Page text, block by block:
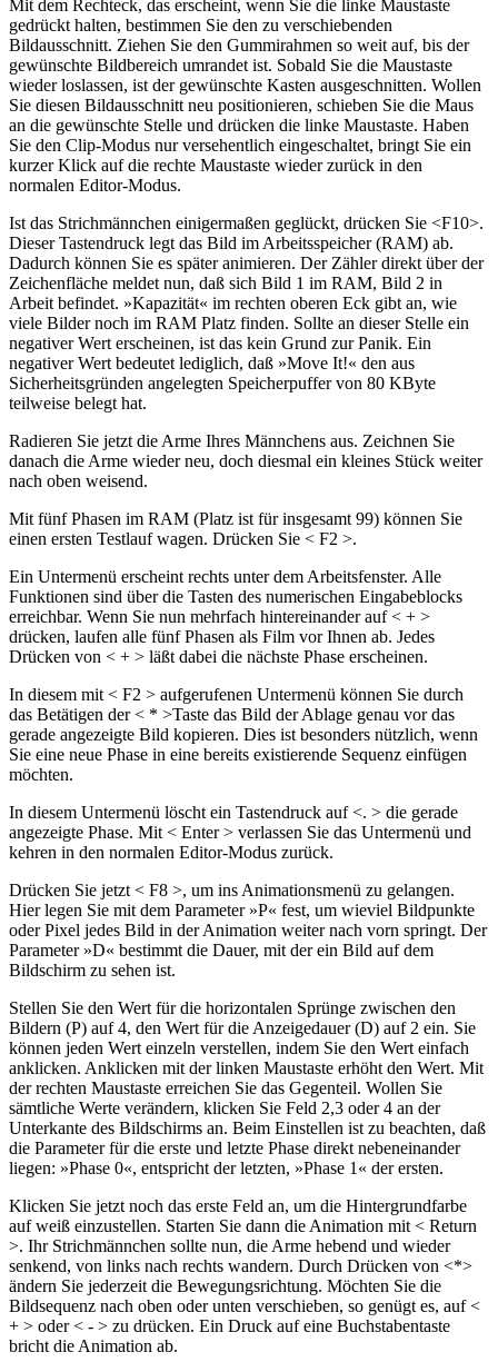
Mit dem Rechteck, das erscheint, wenn Sie die linke Maustaste
gedrückt halten, bestimmen Sie den zu verschiebenden
Bildausschnitt. Ziehen Sie den Gummirahmen so weit auf, bis der
gewünschte Bildbereich umrandet ist. Sobald Sie die Maustaste
wieder loslassen, ist der gewünschte Kasten ausgeschnitten. Wollen
Sie diesen Bildausschnitt neu positionieren, schieben Sie die Maus
an die gewünschte Stelle und drücken die linke Maustaste. Haben
Sie den Clip-Modus nur versehentlich eingeschaltet, bringt Sie ein
kurzer Klick auf die rechte Maustaste wieder zurück in den
normalen Editor-Modus.
Ist das Strichmännchen einigermaßen geglückt, drücken Sie <F10>.
Dieser Tastendruck legt das Bild im Arbeitsspeicher (RAM) ab.
Dadurch können Sie es später animieren. Der Zähler direkt über der
Zeichenfläche meldet nun, daß sich Bild 1 im RAM, Bild 2 in
Arbeit befindet. »Kapazität« im rechten oberen Eck gibt an, wie
viele Bilder noch im RAM Platz finden. Sollte an dieser Stelle ein
negativer Wert erscheinen, ist das kein Grund zur Panik. Ein
negativer Wert bedeutet lediglich, daß »Move It!« den aus
Sicherheitsgründen angelegten Speicherpuffer von 80 KByte
teilweise belegt hat.
Radieren Sie jetzt die Arme Ihres Männchens aus. Zeichnen Sie
danach die Arme wieder neu, doch diesmal ein kleines Stück weiter
nach oben weisend.
Mit fünf Phasen im RAM (Platz ist für insgesamt 99) können Sie
einen ersten Testlauf wagen. Drücken Sie < F2 >.
Ein Untermenü erscheint rechts unter dem Arbeitsfenster. Alle
Funktionen sind über die Tasten des numerischen Eingabeblocks
erreichbar. Wenn Sie nun mehrfach hintereinander auf < + >
drücken, laufen alle fünf Phasen als Film vor Ihnen ab. Jedes
Drücken von < + > läßt dabei die nächste Phase erscheinen.
In diesem mit < F2 > aufgerufenen Untermenü können Sie durch
das Betätigen der < * >Taste das Bild der Ablage genau vor das
gerade angezeigte Bild kopieren. Dies ist besonders nützlich, wenn
Sie eine neue Phase in eine bereits existierende Sequenz einfügen
möchten.
In diesem Untermenü löscht ein Tastendruck auf <. > die gerade
angezeigte Phase. Mit < Enter > verlassen Sie das Untermenü und
kehren in den normalen Editor-Modus zurück.
Drücken Sie jetzt < F8 >, um ins Animationsmenü zu gelangen.
Hier legen Sie mit dem Parameter »P« fest, um wieviel Bildpunkte
oder Pixel jedes Bild in der Animation weiter nach vorn springt. Der
Parameter »D« bestimmt die Dauer, mit der ein Bild auf dem
Bildschirm zu sehen ist.
Stellen Sie den Wert für die horizontalen Sprünge zwischen den
Bildern (P) auf 4, den Wert für die Anzeigedauer (D) auf 2 ein. Sie
können jeden Wert einzeln verstellen, indem Sie den Wert einfach
anklicken. Anklicken mit der linken Maustaste erhöht den Wert. Mit
der rechten Maustaste erreichen Sie das Gegenteil. Wollen Sie
sämtliche Werte verändern, klicken Sie Feld 2,3 oder 4 an der
Unterkante des Bildschirms an. Beim Einstellen ist zu beachten, daß
die Parameter für die erste und letzte Phase direkt nebeneinander
liegen: »Phase 0«, entspricht der letzten, »Phase 1« der ersten.
Klicken Sie jetzt noch das erste Feld an, um die Hintergrundfarbe
auf weiß einzustellen. Starten Sie dann die Animation mit < Return
>. Ihr Strichmännchen sollte nun, die Arme hebend und wieder
senkend, von links nach rechts wandern. Durch Drücken von <*>
ändern Sie jederzeit die Bewegungsrichtung. Möchten Sie die
Bildsequenz nach oben oder unten verschieben, so genügt es, auf <
+ > oder < - > zu drücken. Ein Druck auf eine Buchstabentaste
bricht die Animation ab.